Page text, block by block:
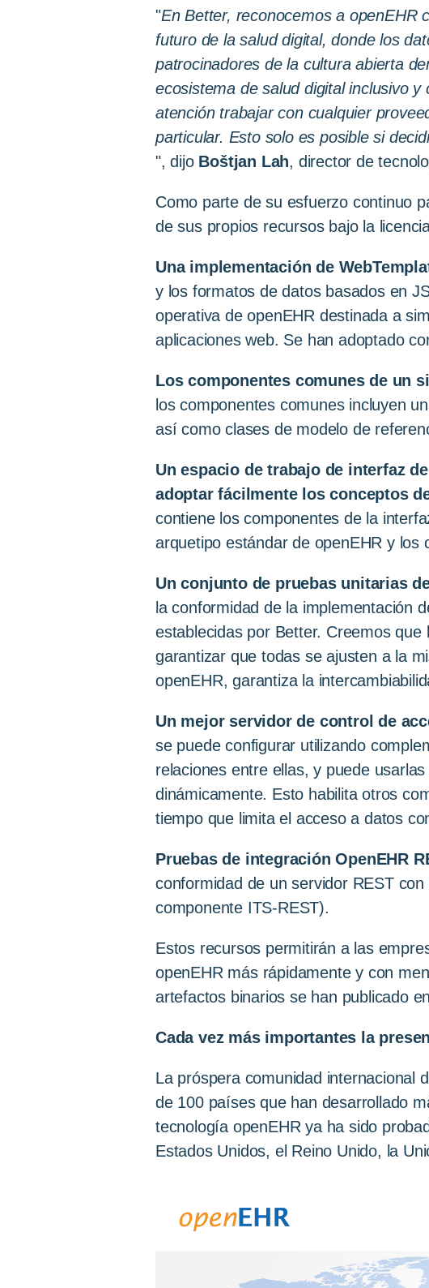
"En Better, reconocemos a openEHR
futuro de la salud digital, donde los
patrocinadores de la cultura abierta
ecosistema de salud digital inclusivo
atención trabajar con cualquier
particular. Esto solo es posible si
",dijoBoštjan Lah, director de
Como parte de su esfuerzo continuo
de sus propios recursos bajo la
Una implementación de
y los formatos de datos basados en
operativa de openEHR destinada a
aplicaciones web. Se han adoptado
Los componentes comunes de un
los componentes comunes incluyen
así como clases de modelo de
Un espacio de trabajo de interfaz
adoptar fácilmente los conceptos
contiene los componentes de la
arquetipo estándar de openEHR y los
Un conjunto de pruebas unitarias
la conformidad de la implementación
establecidas por Better. Creemos
garantizar que todas se ajusten a la
openEHR, garantiza la
Un mejor servidor de control de
se puede configurar utilizando
relaciones entre ellas, y puede
dinámicamente. Esto habilita otros
tiempo que limita el acceso a datos
Pruebas de integración OpenEHR
conformidad de un servidor REST
componente ITS-REST).
Estos recursos permitirán a las
openEHR más rápidamente y con
artefactos binarios se han publicado
Cada vez más importantes la
La próspera comunidad internacional
de 100 países que han desarrollado
tecnología openEHR ya ha sido
Estados Unidos, el Reino Unido, la